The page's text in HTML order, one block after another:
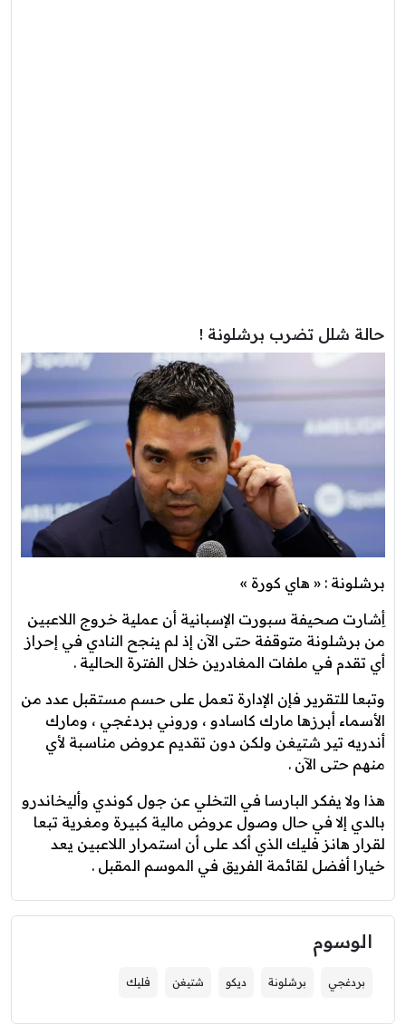
حالة شلل تضرب برشلونة !
برشلونة : « هاي كورة »
أِشارت صحيفة سبورت الإسبانية أن عملية خروج اللاعبين
من برشلونة متوقفة حتى الآن إذ لم ينجح النادي في إحراز
أي تقدم في ملفات المغادرين خلال الفترة الحالية .
وتبعا للتقرير فإن الإدارة تعمل على حسم مستقبل عدد من
الأسماء أبرزها مارك كاسادو ، وروني بردغجي ، ومارك
أندريه تير شتيغن ولكن دون تقديم عروض مناسبة لأي
منهم حتى الآن .
هذا ولا يفكر البارسا في التخلي عن جول كوندي وأليخاندرو
بالدي إلا في حال وصول عروض مالية كبيرة ومغرية تبعا
لقرار هانز فليك الذي أكد على أن استمرار اللاعبين يعد
خيارا أفضل لقائمة الفريق في الموسم المقبل .
الوسوم
بردغجي برشلونة ديكو شتيغن فليك